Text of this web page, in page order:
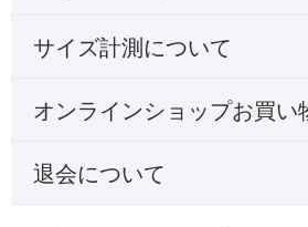
サイズ計測について
オンラインショップお買い
退会について